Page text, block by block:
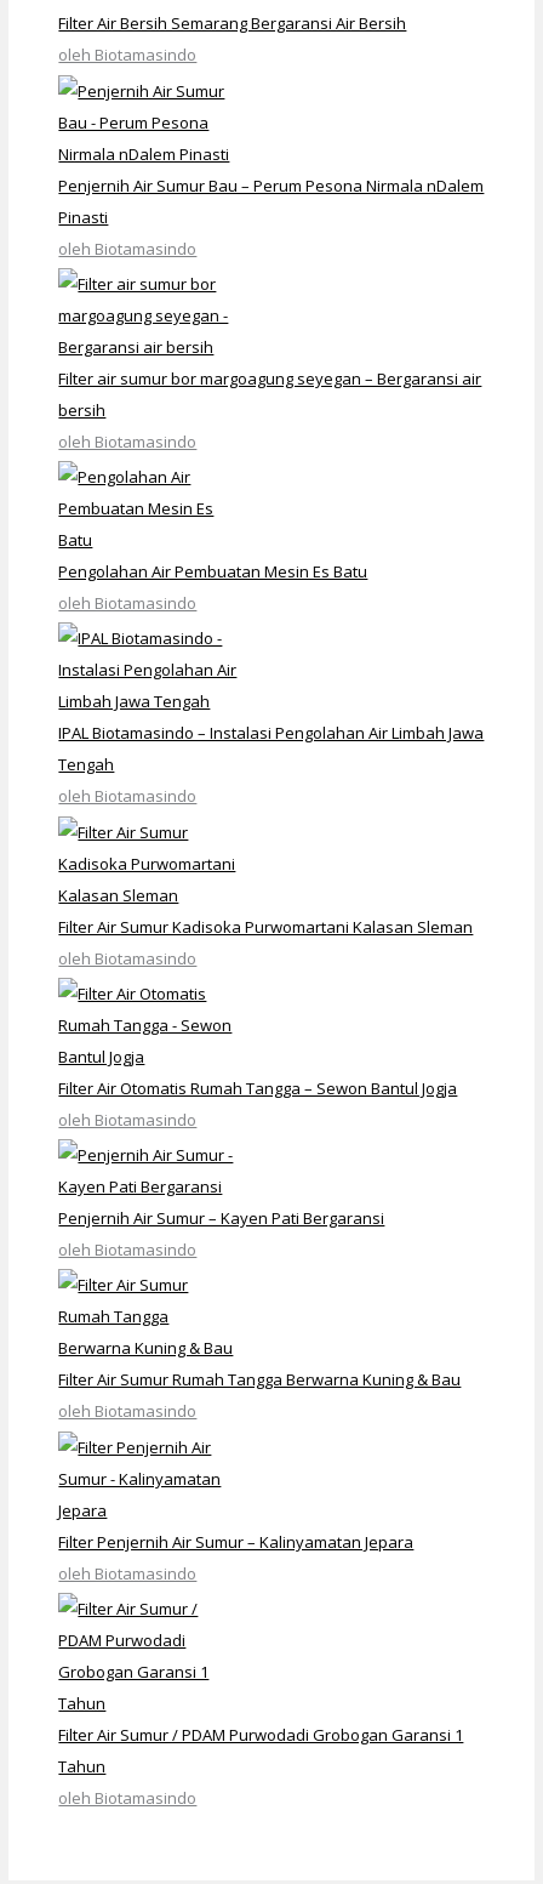
Filter Air Bersih Semarang Bergaransi Air Bersih
oleh Biotamasindo
Penjernih Air Sumur Bau – Perum Pesona Nirmala nDalem
Pinasti
oleh Biotamasindo
Filter air sumur bor margoagung seyegan – Bergaransi air
bersih
oleh Biotamasindo
Pengolahan Air Pembuatan Mesin Es Batu
oleh Biotamasindo
IPAL Biotamasindo – Instalasi Pengolahan Air Limbah Jawa
Tengah
oleh Biotamasindo
Filter Air Sumur Kadisoka Purwomartani Kalasan Sleman
oleh Biotamasindo
Filter Air Otomatis Rumah Tangga – Sewon Bantul Jogja
oleh Biotamasindo
Penjernih Air Sumur – Kayen Pati Bergaransi
oleh Biotamasindo
Filter Air Sumur Rumah Tangga Berwarna Kuning & Bau
oleh Biotamasindo
Filter Penjernih Air Sumur – Kalinyamatan Jepara
oleh Biotamasindo
Filter Air Sumur / PDAM Purwodadi Grobogan Garansi 1
Tahun
oleh Biotamasindo